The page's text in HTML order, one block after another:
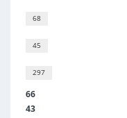
68
45
297
66
43